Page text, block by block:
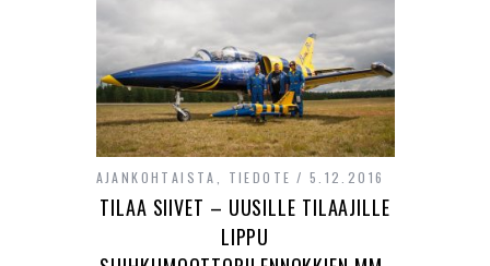
AJANKOHTAISTA TIEDOTE 5.12.2016
TILAA SIIVET – UUSILLE TILAAJILLE
LIPPU